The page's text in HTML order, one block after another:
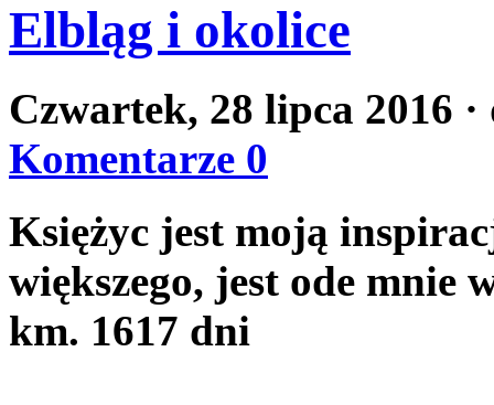
Elbląg i okolice
Czwartek, 28 lipca 2016
Komentarze 0
Księżyc jest moją
większego, jest ode mnie
km. 1617 dni